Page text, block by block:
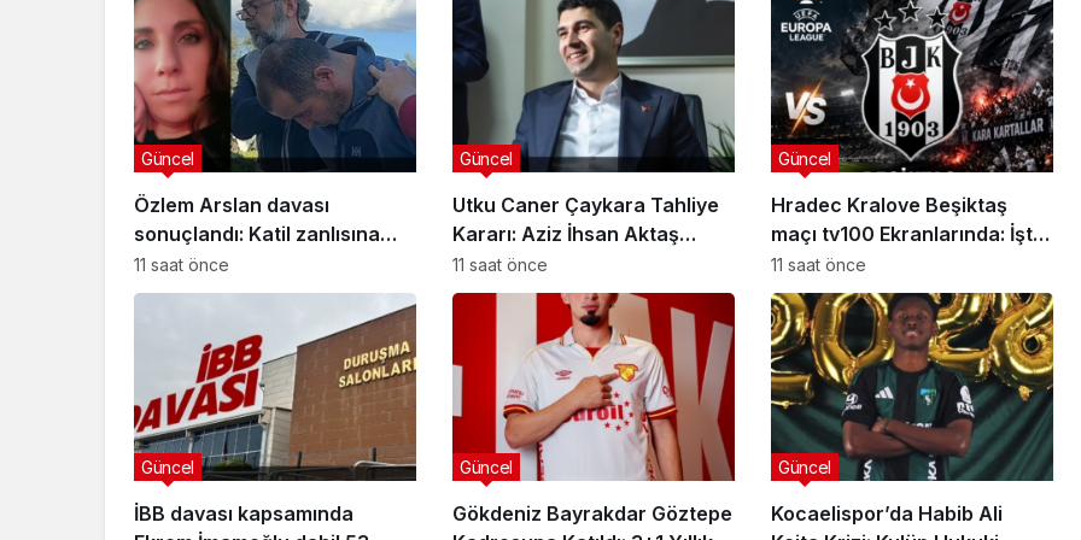
Özlem Arslan davası
sonuçlandı: Katil zanlısına
indirimsiz ağırlaştırılmış
müebbet hapis cezası verildi
Güncel
11 saat önce
Utku Caner Çaykara Tahliye
Kararı: Aziz İhsan Aktaş
Davasında Yeni Gelişme
Güncel
11 saat önce
Hradec Kralove Beşiktaş
maçı tv100 Ekranlarında: İşte
Karşılaşmanın Detayları
Güncel
11 saat önce
İBB davası kapsamında
Güncel
Gökdeniz Bayrakdar Göztepe
Güncel
Kocaelispor’da Habib Ali
Güncel
Özlem Arslan davası
sonuçlandı: Katil zanlısına
indirimsiz ağırlaştırılmış
müebbet hapis cezası
verildi
Güncel
Utku Caner Çaykara
Tahliye Kararı: Aziz İhsan
Aktaş Davasında Yeni
Gelişme